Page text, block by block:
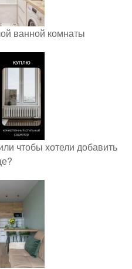
ванной комнаты
чтобы хотели добавить